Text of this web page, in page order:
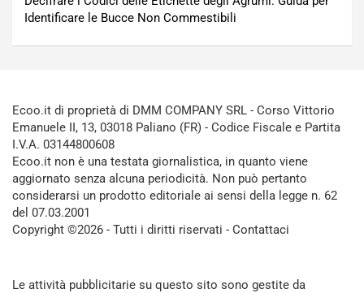
Identificare le Bucce Non Commestibili
Ecoo.it di proprietà di DMM COMPANY SRL - Corso Vittorio
Emanuele II, 13, 03018 Paliano (FR) - Codice Fiscale e Partita
I.V.A. 03144800608
Ecoo.it non è una testata giornalistica, in quanto viene
aggiornato senza alcuna periodicità. Non può pertanto
considerarsi un prodotto editoriale ai sensi della legge n. 62
del 07.03.2001
Copyright ©2026 - Tutti i diritti riservati - Contattaci
Le attività pubblicitarie su questo sito sono gestite da